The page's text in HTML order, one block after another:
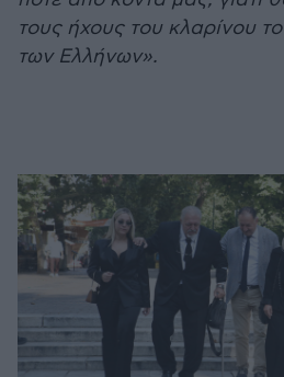
τους ήχους του κλαρίνου
των Ελλήνων».